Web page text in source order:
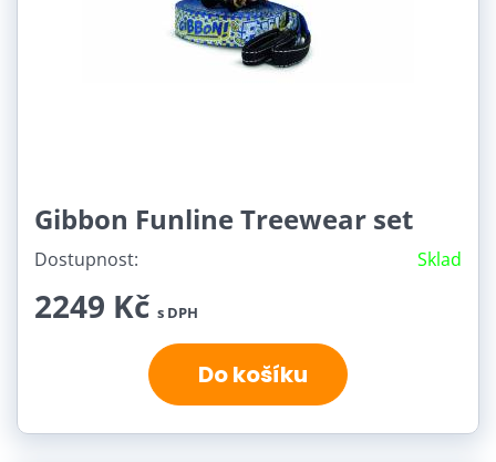
Gibbon Funline Treewear set
Dostupnost: Sklad
2249 Kč s DPH
Do košíku